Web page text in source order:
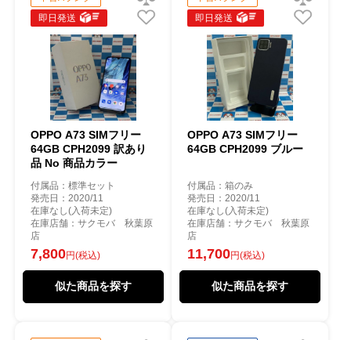
即日発送
OPPO A73 SIMフリー
64GB CPH2099 訳あり
品 No 商品カラー
付属品：標準セット
発売日：2020/11
在庫なし(入荷未定)
在庫店舗：サクモバ 秋葉原
店
7,800円(税込)
似た商品を探す
即日発送
OPPO A73 SIMフリー
64GB CPH2099 ブルー
付属品：箱のみ
発売日：2020/11
在庫なし(入荷未定)
在庫店舗：サクモバ 秋葉原
店
11,700円(税込)
似た商品を探す